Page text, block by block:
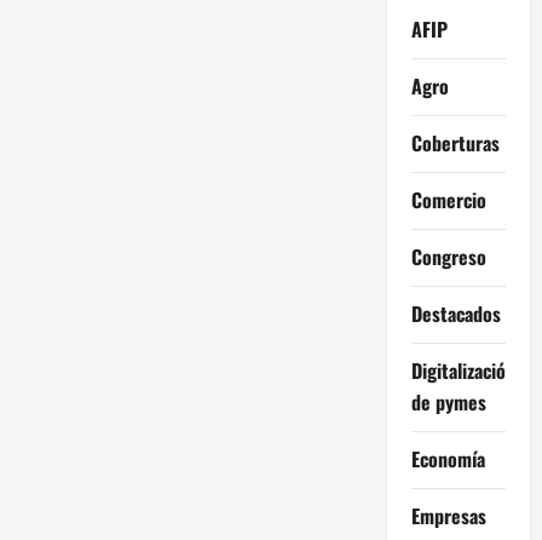
AFIP
Agro
Coberturas
Comercio
Congreso
Destacados
Digitalización
de pymes
Economía
Empresas